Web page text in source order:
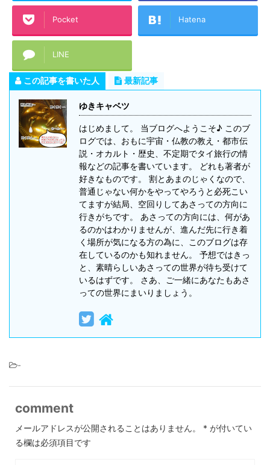
Pocket Hatena
LINE
この記事を書いた人 最新記事
ゆきキャベツ
はじめまして。 当ブログへようこそ♪ このブ
ログでは、おもに宇宙・仏教の教え・都市伝
説・オカルト・歴史、不定期でタイ旅行の情
報などの記事を書いています。 どれも著者が
好きなものです。 割とあまのじゃくなので、
普通じゃない何かをやってやろうと必死こい
てますが結局、空回りしてあさっての方向に
行きがちです。 あさっての方向には、何があ
るのかはわかりませんが、進んだ先に行き着
く場所が気になる方の為に、このブログは存
在しているのかも知れません。 予想ではきっ
と、素晴らしいあさっての世界が待ち受けて
いるはずです。 さあ、ご一緒にあなたもあさ
っての世界にまいりましょう。
-
comment
メールアドレスが公開されることはありません。 * が付いてい
る欄は必須項目です